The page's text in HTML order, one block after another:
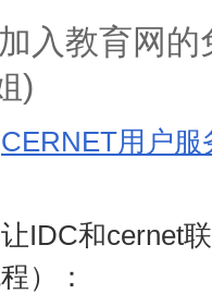
入教育网
)
CERNET用户服
IDC和cernet
）：